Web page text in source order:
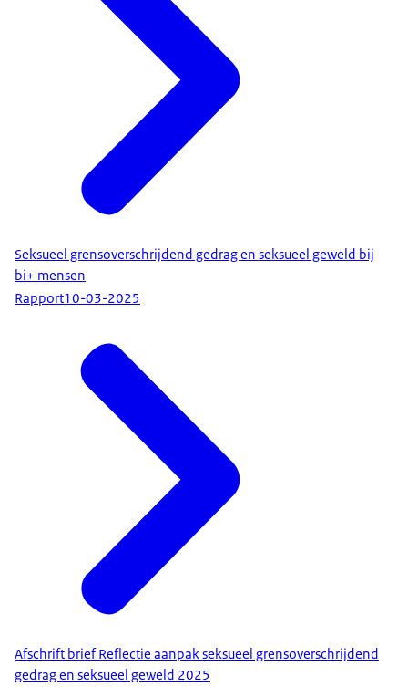
Seksueel grensoverschrijdend gedrag en seksueel geweld bij
bi+ mensen
Rapport10-03-2025
Afschrift brief Reflectie aanpak seksueel grensoverschrijdend
gedrag en seksueel geweld 2025